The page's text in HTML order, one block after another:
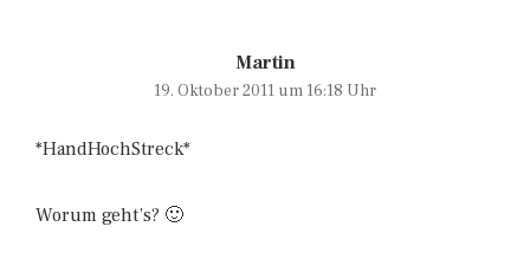
Martin
19. Oktober 2011 um 16:18 Uhr
*HandHochStreck*
Worum geht’s? 🙂